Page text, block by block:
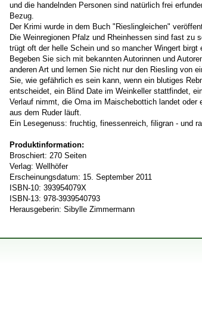
und die handelnden Personen sind natürlich frei
Bezug.
Der Krimi wurde in dem Buch "Rieslingleichen"
Die Weinregionen Pfalz und Rheinhessen sind fast zu
trügt oft der helle Schein und so mancher Wingert
Begeben Sie sich mit bekannten Autorinnen und
anderen Art und lernen Sie nicht nur den Riesling von
Sie, wie gefährlich es sein kann, wenn ein blutiges
entscheidet, ein Blind Date im Weinkeller stattfindet,
Verlauf nimmt, die Oma im Maischebottich landet oder
aus dem Ruder läuft.
Ein Lesegenuss: fruchtig, finessenreich, filigran - und
Produktinformation:
Broschiert: 270 Seiten
Verlag: Wellhöfer
Erscheinungsdatum: 15. September 2011
ISBN-10: 393954079X
ISBN-13: 978-3939540793
Herausgeberin: Sibylle Zimmermann